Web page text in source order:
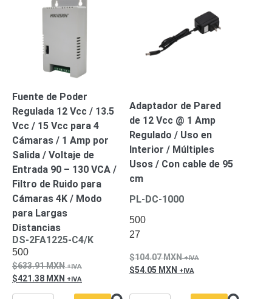
WaveXMR
CEIBAII /
KAPOK
Videograbadoras
Dash
Body
Cams
Accesorios
Body
Cams
(Portátiles)
Cámaras
Móviles
Dash
Cams
Videoporteros
e
Interfonos
Accesorios
Intercomunicadores
AnalógicosVideoporteros
Fuente de Poder
Regulada 12 Vcc / 13.5
Vcc / 15 Vcc para 4
Cámaras / 1 Amp por
Salida / Voltaje de
Entrada 90 – 130 VCA /
Filtro de Ruido para
Cámaras 4K / Modo
para Largas
Distancias
DS-2FA1225-C4/K
500
633.91MXN
421.38 MXN
Adaptador de Pared
de 12 Vcc @ 1 Amp
Regulado / Uso en
Interior / Múltiples
Usos / Con cable de 95
cm
PL-DC-1000
500
27
104.07MXN
54.05 MXN